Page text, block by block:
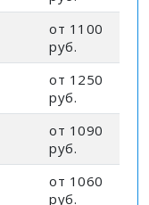
от 1100
руб.
от 1250
руб.
от 1090
руб.
от 1060
руб.